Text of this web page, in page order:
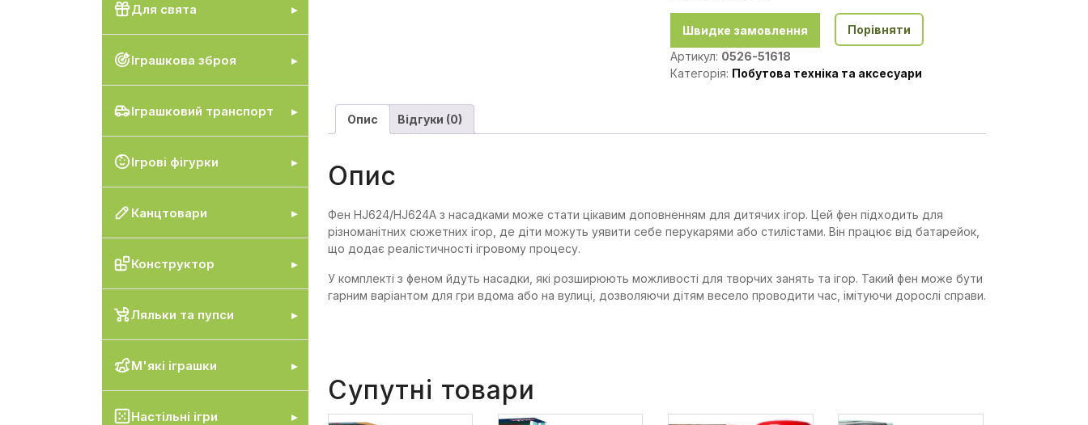
Для свята
Іграшкова зброя
Іграшковий транспорт
Ігрові фігурки
Канцтовари
Конструктор
Ляльки та пупси
М'які іграшки
Настільні ігри
Швидке замовлення
Порівняти
Артикул: 0526-51618
Категорія: Побутова техніка та аксесуари
Опис Відгуки (0)
Опис
Фен HJ624/HJ624A з насадками може стати цікавим доповненням для дитячих ігор. Цей фен підходить для
різноманітних сюжетних ігор, де діти можуть уявити себе перукарями або стилістами. Він працює від батарейок,
що додає реалістичності ігровому процесу.
У комплекті з феном йдуть насадки, які розширюють можливості для творчих занять та ігор. Такий фен може бути
гарним варіантом для гри вдома або на вулиці, дозволяючи дітям весело проводити час, імітуючи дорослі справи.
Супутні товари